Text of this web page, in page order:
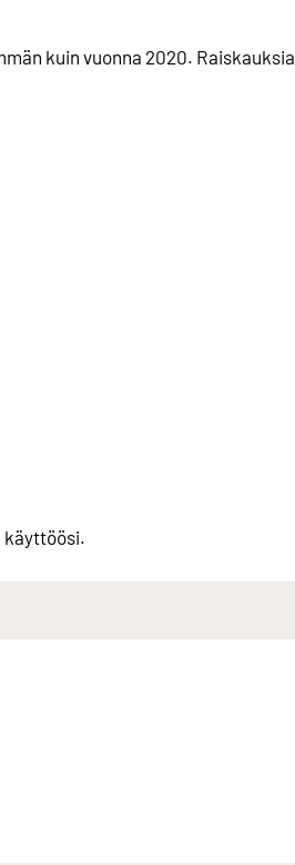
kuin vuonna 2020. Raiskauksia
käyttöösi.